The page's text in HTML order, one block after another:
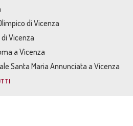
di Vicenza
Vicenza
a Vicenza
Santa Maria Annunciata a Vicenza